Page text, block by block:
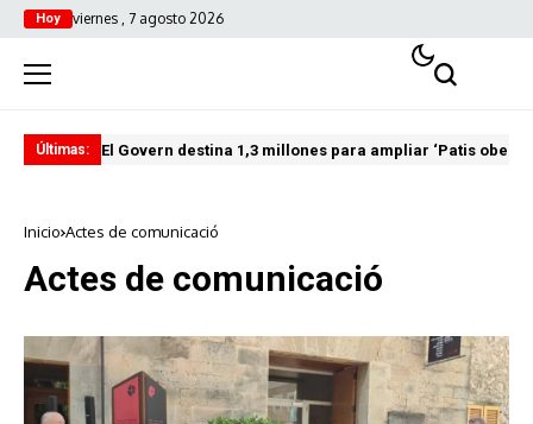
Hoy viernes , 7 agosto 2026
Últimas: El Govern destina 1,3 millones para ampliar ‘Patis
Inicio Actes de comunicació
Actes de comunicació